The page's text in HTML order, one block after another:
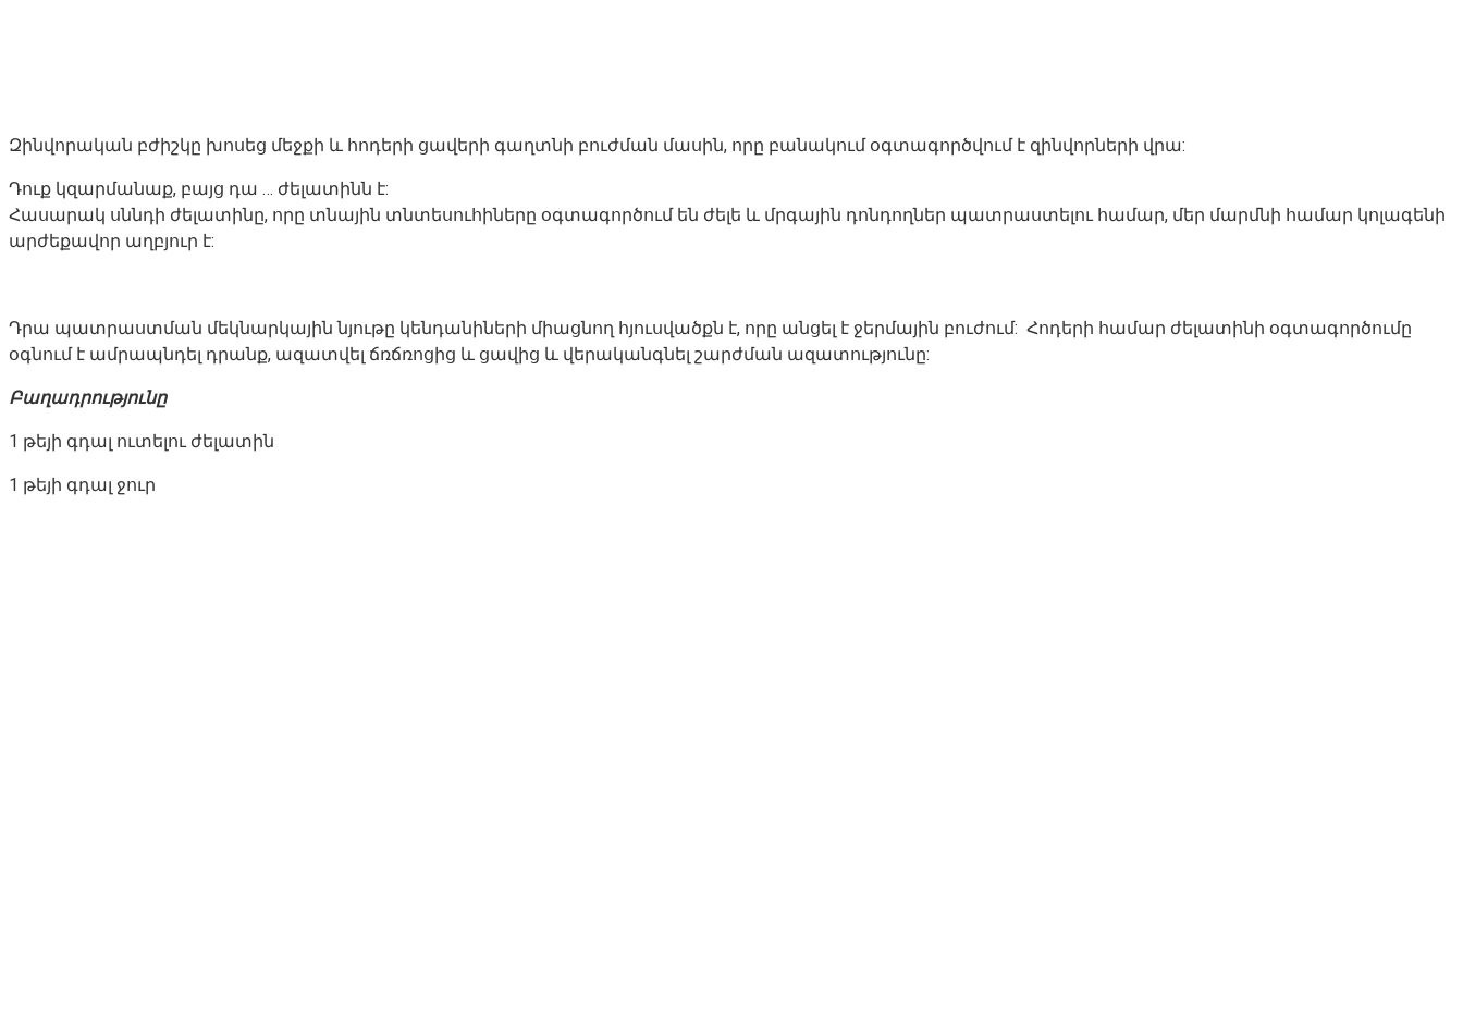
Զինվորական բժիշկը խոսեց մեջքի և հոդերի ցավերի գաղտնի բուժման մասին, որը բանակում օգտագործվում է զինվորների վրա:
Դուք կզարմանաք, բայց դա … ժելատինն է:
Հասարակ սննդի ժելատինը, որը տնային տնտեսուհիները օգտագործում են ժելե և մրգային դոնդողներ պատրաստելու համար, մեր մարմնի համար կոլագենի
արժեքավոր աղբյուր է:
Դրա պատրաստման մեկնարկային նյութը կենդանիների միացնող հյուսվածքն է, որը անցել է ջերմային բուժում: Հոդերի համար ժելատինի օգտագործումը
օգնում է ամրապնդել դրանք, ազատվել ճռճռոցից և ցավից և վերականգնել շարժման ազատությունը:
Բաղադրությունը
1 թեյի գդալ ուտելու ժելատին
1 թեյի գդալ ջուր